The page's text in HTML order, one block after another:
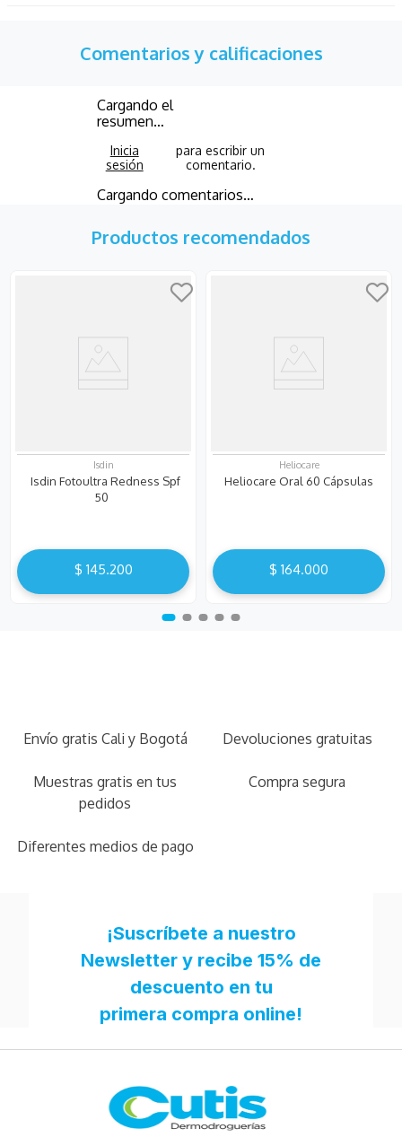
Comentarios y calificaciones
Cargando el
resumen…
Cargando comentarios…
Productos recomendados
Isdin
Isdin Fotoultra Redness Spf
50
$ 145.200
Heliocare
Heliocare Oral 60 Cápsulas
$ 164.000
Envío gratis Cali y Bogotá Devoluciones gratuitas
Muestras gratis en tus
pedidos
Compra segura
Diferentes medios de pago